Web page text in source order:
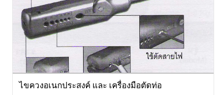
ไขควงอเนกประสงค์ และ เครื่องมือตัดท่อ